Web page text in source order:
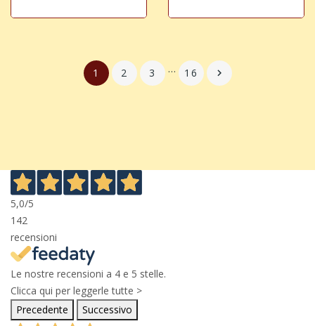
1 2 3 … 16 
5,0/5
142
recensioni
Le nostre recensioni a 4 e 5 stelle.
Clicca qui per leggerle tutte >
Precedente
Successivo